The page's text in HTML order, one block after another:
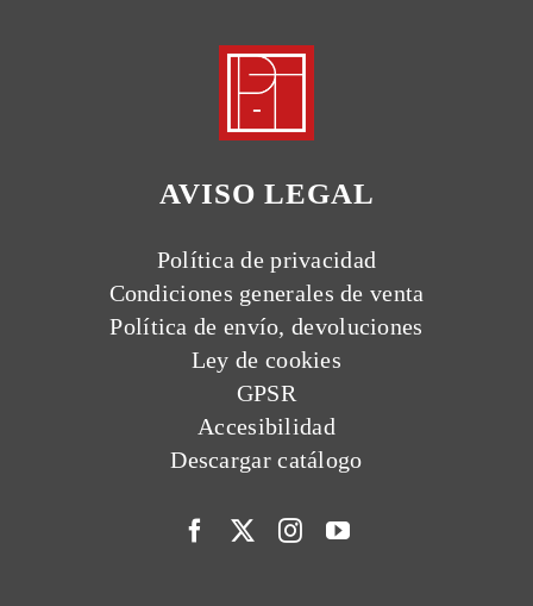
AVISO LEGAL
Política de privacidad
Condiciones generales de venta
Política de envío, devoluciones
Ley de cookies
GPSR
Accesibilidad
Descargar catálogo